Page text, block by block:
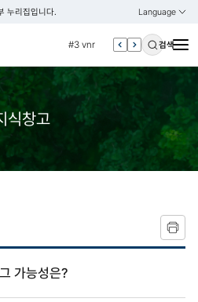
누리집입니다. Language
열기
KOREAN
ENGLISH
#3 vnr
#4 관세
#5 esg
#6 빈곤
검색
식창고
가능성은?